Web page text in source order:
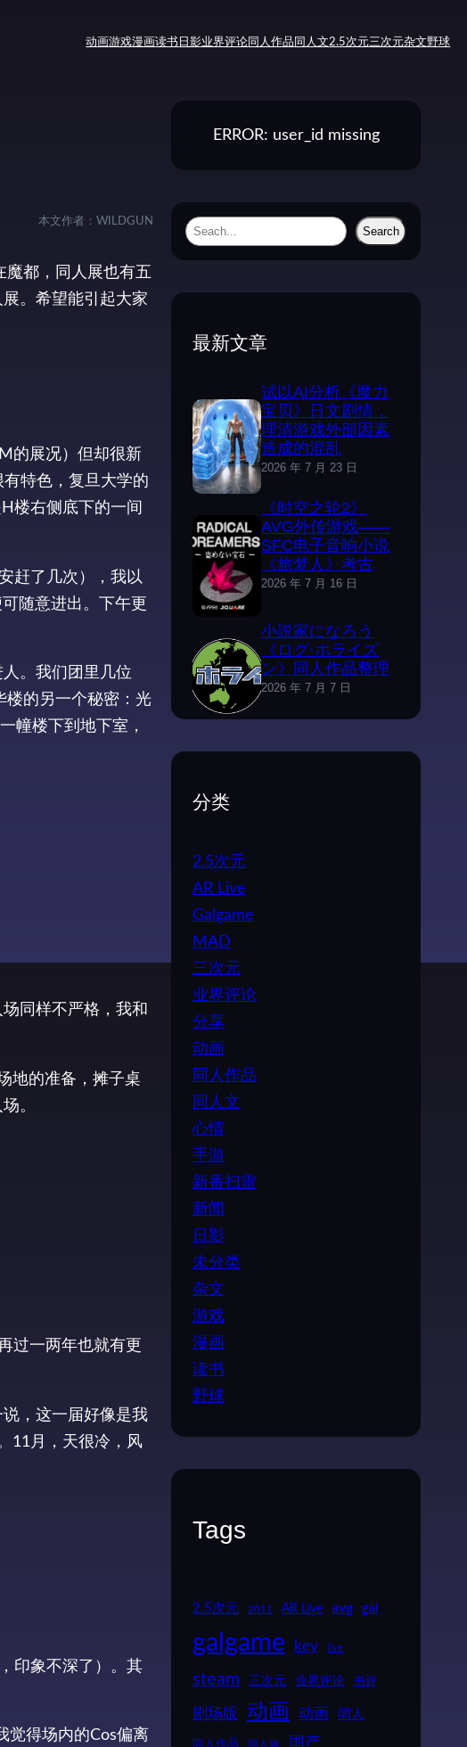
动画游戏漫画读书 日影业界评论 同人作品 同人文2.5次元三次元杂文野球
本文作者： WILDGUN
都，同人展也有五
。希望能引起大家
的展况）但却很新
特色，复旦大学的
楼右侧底下的一间
赶了几次），我以
随意进出。下午更
。我们团里几位
楼的另一个秘密：光
幢楼下到地下室，
同样不严格，我和
地的准备，摊子桌
。
过一两年也就有更
，这一届好像是我
11月，天很冷，风
印象不深了）。其
觉得场内的Cos偏离
ERROR: user_id missing
S
Search
最新文章
试以AI分析《魔力
宝贝》日文剧情，
理清游戏外部因素
造成的混乱
2026 年 7 月 23 日
《时空之轮2》
AVG外传游戏——
SFC电子音响小说
《旅梦人》考古
2026 年 7 月 16 日
小説家になろう
《ログ·ホライズ
ン》同人作品整理
2026 年 7 月 7 日
分类
2.5次元
AR Live
Galgame
MAD
三次元
业界评论
分享
动画
同人作品
同人文
心情
手游
新番扫雷
新闻
日影
未分类
杂文
游戏
漫画
读书
野球
Tags
2.5次元 2011 AR Live avg gal
galgame key live
steam 三次元 业界评论 书评
剧场版 动画 动画 同人
同人展 国产